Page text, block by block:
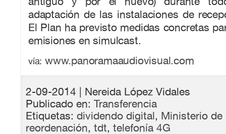
adaptación de las instalaciones de
El Plan ha previsto medidas concretas
emisiones en simulcast.
vía: www.panoramaaudiovisual.com
2-09-2014 | Nereida López Vidales
Publicado en: Transferencia
Etiquetas: dividendo digital, Ministerio de
reordenación, tdt, telefonía 4G